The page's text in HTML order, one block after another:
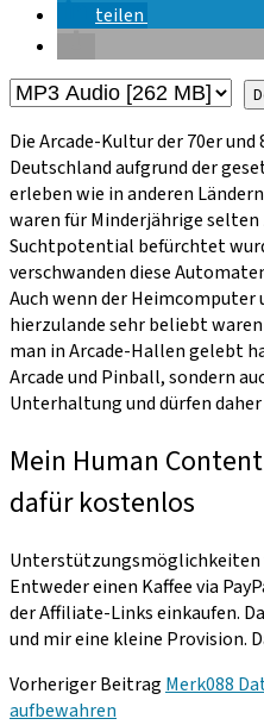
teilen
Die Arcade-Kultur der 70er
Deutschland aufgrund der
erleben wie in anderen
waren für Minderjährige selten
Suchtpotential befürchtet
verschwanden diese
Auch wenn der Heimcomputer
hierzulande sehr beliebt
man in Arcade-Hallen gelebt
Arcade und Pinball, sondern
Unterhaltung und dürfen
Mein Human
dafür kostenlos
Unterstützungsmöglichkeiten
Entweder einen Kaffee via
der Affiliate-Links einkaufen.
und mir eine kleine Provision.
Vorheriger Beitrag Merk088
aufbewahren